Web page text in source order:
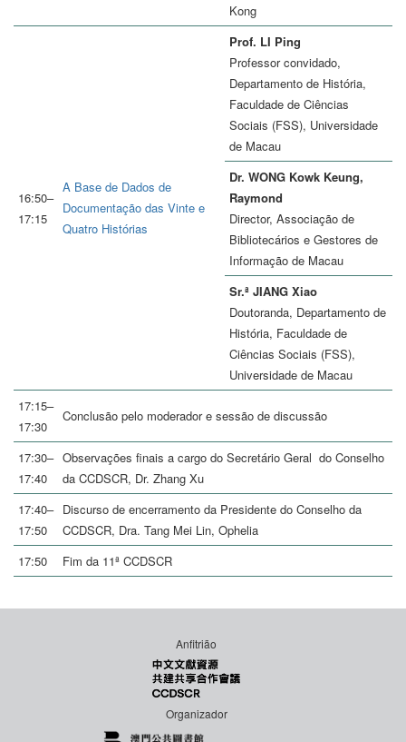
Kong
16:50–
17:15
A Base de Dados de
Documentação das Vinte e
Quatro Histórias
Prof. LI Ping
Professor convidado,
Departamento de História,
Faculdade de Ciências
Sociais (FSS), Universidade
de Macau
Dr. WONG Kowk Keung,
Raymond
Director, Associação de
Bibliotecários e Gestores de
Informação de Macau
Sr.ª JIANG Xiao
Doutoranda, Departamento de
História, Faculdade de
Ciências Sociais (FSS),
Universidade de Macau
17:15–
17:30
Conclusão pelo moderador e sessão de discussão
17:30–
17:40
Observações finais a cargo do Secretário Geral do Conselho
da CCDSCR, Dr. Zhang Xu
17:40–
17:50
Discurso de encerramento da Presidente do Conselho da
CCDSCR, Dra. Tang Mei Lin, Ophelia
17:50
Fim da 11ª CCDSCR
Anfitrião
Organizador